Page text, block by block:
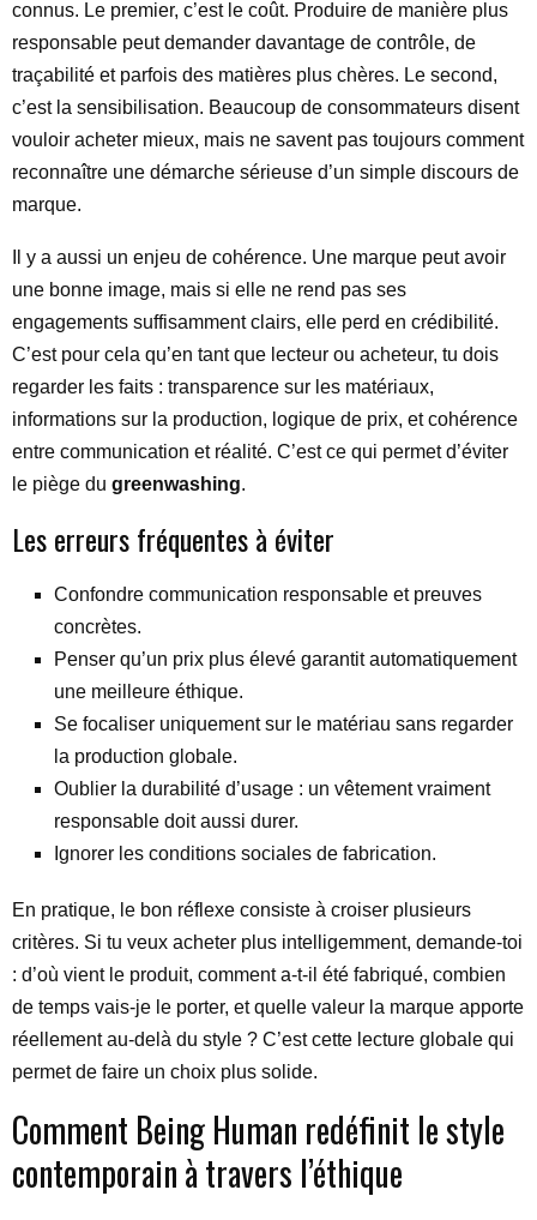
connus. Le premier, c’est le coût. Produire de manière plus
responsable peut demander davantage de contrôle, de
traçabilité et parfois des matières plus chères. Le second,
c’est la sensibilisation. Beaucoup de consommateurs disent
vouloir acheter mieux, mais ne savent pas toujours comment
reconnaître une démarche sérieuse d’un simple discours de
marque.
Il y a aussi un enjeu de cohérence. Une marque peut avoir
une bonne image, mais si elle ne rend pas ses
engagements suffisamment clairs, elle perd en crédibilité.
C’est pour cela qu’en tant que lecteur ou acheteur, tu dois
regarder les faits : transparence sur les matériaux,
informations sur la production, logique de prix, et cohérence
entre communication et réalité. C’est ce qui permet d’éviter
le piège du greenwashing.
Les erreurs fréquentes à éviter
Confondre communication responsable et preuves
concrètes.
Penser qu’un prix plus élevé garantit automatiquement
une meilleure éthique.
Se focaliser uniquement sur le matériau sans regarder
la production globale.
Oublier la durabilité d’usage : un vêtement vraiment
responsable doit aussi durer.
Ignorer les conditions sociales de fabrication.
En pratique, le bon réflexe consiste à croiser plusieurs
critères. Si tu veux acheter plus intelligemment, demande-toi
: d’où vient le produit, comment a-t-il été fabriqué, combien
de temps vais-je le porter, et quelle valeur la marque apporte
réellement au-delà du style ? C’est cette lecture globale qui
permet de faire un choix plus solide.
Comment Being Human redéfinit le style
contemporain à travers l’éthique